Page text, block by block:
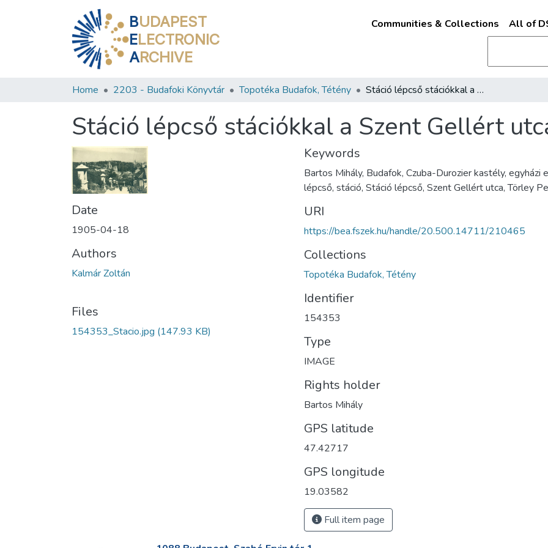
BUDAPEST
ELECTRONIC
ARCHIVE
Communities & Collections All of
Home 2203 - Budafoki Könyvtár Topotéka Budafok, Tétény Stáció lépcső stációkkal a Szent Gellért utca felől
Stáció lépcső stációkkal a Szent Gellért
Date
1905-04-18
Authors
Kalmár Zoltán
Files
154353_Stacio.jpg (147.93 KB)
Keywords
Bartos Mihály, Budafok, Czuba-Durozier kastély, egyházi
lépcső, stáció, Stáció lépcső, Szent Gellért utca, Törley
URI
https://bea.fszek.hu/handle/20.500.14711/210465
Collections
Topotéka Budafok, Tétény
Identifier
154353
Type
IMAGE
Rights holder
Bartos Mihály
GPS latitude
47.42717
GPS longitude
19.03582
Full item page